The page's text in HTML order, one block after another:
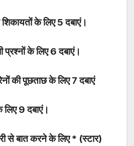
के लिए 5 दबाएं।
के लिए 6 दबाएं।
की पूछताछ के लिए 7 दबाएं
9 दबाएं।
से बात करने के लिए * (स्टार)